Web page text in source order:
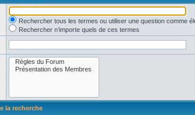
Rechercher tous les termes ou utiliser une question comme
Rechercher n’importe quels de ces termes
la recherche